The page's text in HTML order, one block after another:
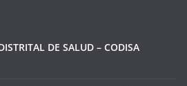
DE SALUD – CODISA